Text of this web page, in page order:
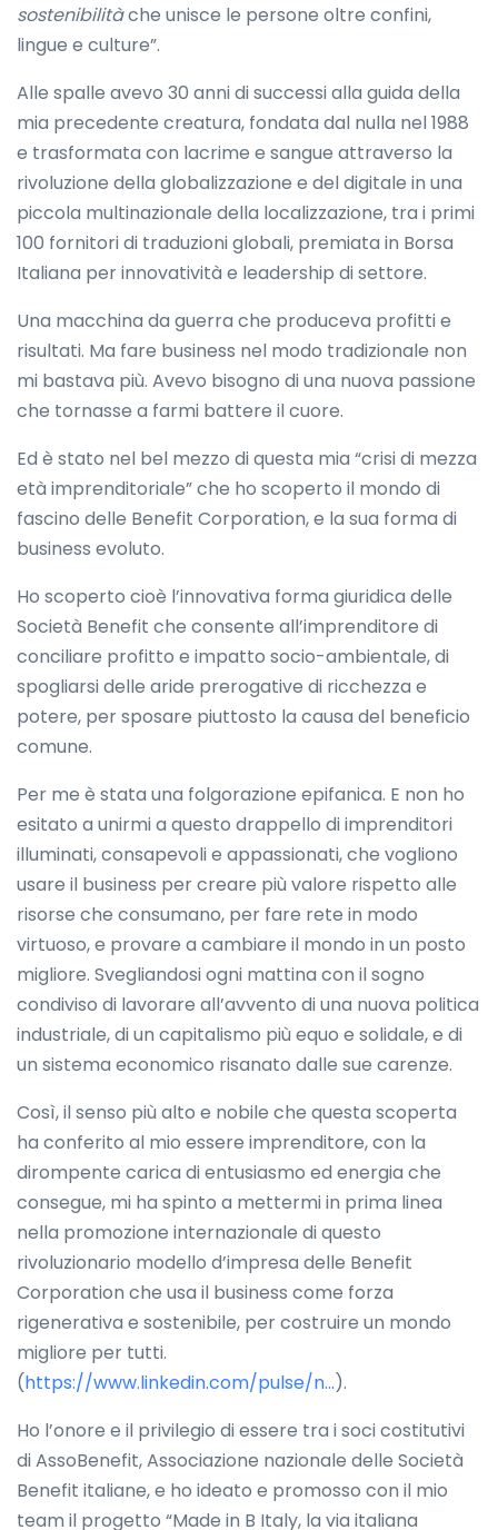
sostenibilitàche unisce le persone oltre confini,
lingue e culture”.
Alle spalle avevo 30 anni di successi alla guida della
mia precedente creatura, fondata dal nulla nel 1988
e trasformata con lacrime e sangue attraverso la
rivoluzione della globalizzazione e del digitale in una
piccola multinazionale della localizzazione, tra i primi
100 fornitori di traduzioni globali, premiata in Borsa
Italiana per innovatività e leadership di settore.
Una macchina da guerra che produceva profitti e
risultati. Ma fare business nel modo tradizionale non
mi bastava più. Avevo bisogno di una nuova passione
che tornasse a farmi battere il cuore.
Ed è stato nel bel mezzo di questa mia “crisi di mezza
età imprenditoriale” che ho scoperto il mondo di
fascino delle Benefit Corporation, e la sua forma di
business evoluto.
Ho scoperto cioè l’innovativa forma giuridica delle
Società Benefit che consente all’imprenditore di
conciliare profitto e impatto socio-ambientale, di
spogliarsi delle aride prerogative di ricchezza e
potere, per sposare piuttosto la causa del beneficio
comune.
Per me è stata una folgorazione epifanica. E non ho
esitato a unirmi a questo drappello di imprenditori
illuminati, consapevoli e appassionati, che vogliono
usare il business per creare più valore rispetto alle
risorse che consumano, per fare rete in modo
virtuoso, e provare a cambiare il mondo in un posto
migliore. Svegliandosi ogni mattina con il sogno
condiviso di lavorare all’avvento di una nuova politica
industriale, di un capitalismo più equo e solidale, e di
un sistema economico risanato dalle sue carenze.
Così, il senso più alto e nobile che questa scoperta
ha conferito al mio essere imprenditore, con la
dirompente carica di entusiasmo ed energia che
consegue, mi ha spinto a mettermi in prima linea
nella promozione internazionale di questo
rivoluzionario modello d’impresa delle Benefit
Corporation che usa il business come forza
rigenerativa e sostenibile, per costruire un mondo
migliore per tutti.
(https://www.linkedin.com/pulse/n...).
Ho l’onore e il privilegio di essere tra i soci costitutivi
di AssoBenefit, Associazione nazionale delle Società
Benefit italiane, e ho ideato e promosso con il mio
team il progetto “Made in B Italy, la via italiana